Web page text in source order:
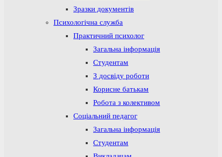
Зразки документів
Психологічна служба
Практичний психолог
Загальна інформація
Студентам
З досвіду роботи
Корисне батькам
Робота з колективом
Соціальний педагог
Загальна інформація
Студентам